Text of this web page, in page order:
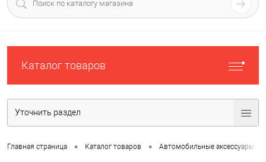
Каталог товаров
Уточнить раздел
Главная страница • Каталог товаров • Автомобильные аксессуары